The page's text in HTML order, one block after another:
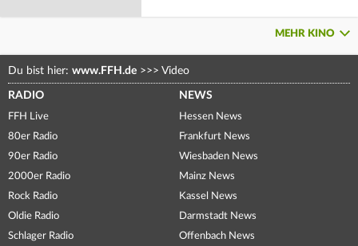
MEHR KINO
Du bist hier: www.FFH.de >>> Video
RADIO
FFH Live
80er Radio
90er Radio
2000er Radio
Rock Radio
Oldie Radio
Schlager Radio
NEWS
Hessen News
Frankfurt News
Wiesbaden News
Mainz News
Kassel News
Darmstadt News
Offenbach News